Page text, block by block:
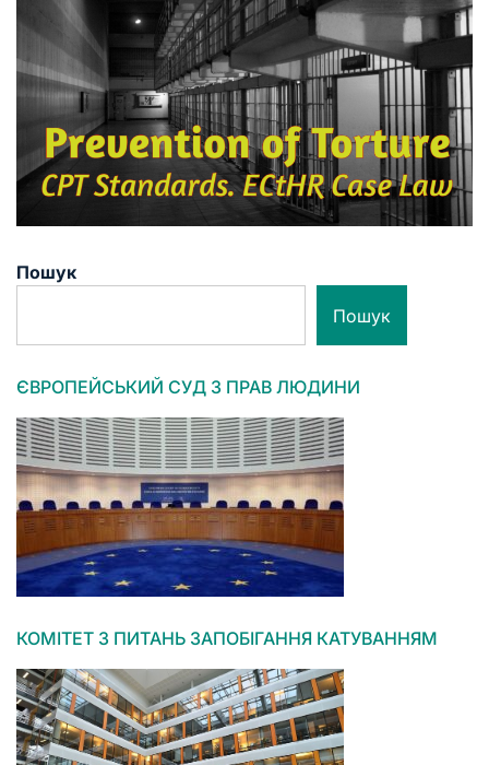
Пошук
Пошук
ЄВРОПЕЙСЬКИЙ СУД З ПРАВ ЛЮДИНИ
КОМІТЕТ З ПИТАНЬ ЗАПОБІГАННЯ КАТУВАННЯМ